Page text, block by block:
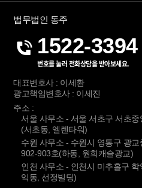
법무법인 동주
1522-3394
번호를 눌러 전화상담을 받아보세요.
대표변호사 : 이세환
광고책임변호사 : 이세진
주소 :
서울 사무소 - 서울 서초구 서초
(서초동, 엘렌타워)
수원 사무소 - 수원시 영통구 광
902-903호(하동, 원희캐슬광교)
인천 사무소 - 인천시 미추홀구
익동, 선정빌딩)